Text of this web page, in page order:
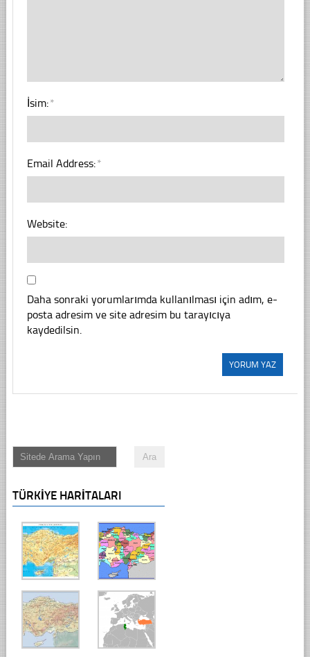
İsim:*
Email Address:*
Website:
Daha sonraki yorumlarımda kullanılması için adım, e-
posta adresim ve site adresim bu tarayıcıya
kaydedilsin.
TÜRKIYE HARITALARI